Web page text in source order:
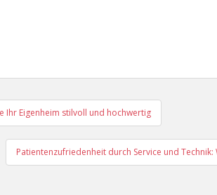
Ihr Eigenheim stilvoll und hochwertig
Patientenzufriedenheit durch Service und